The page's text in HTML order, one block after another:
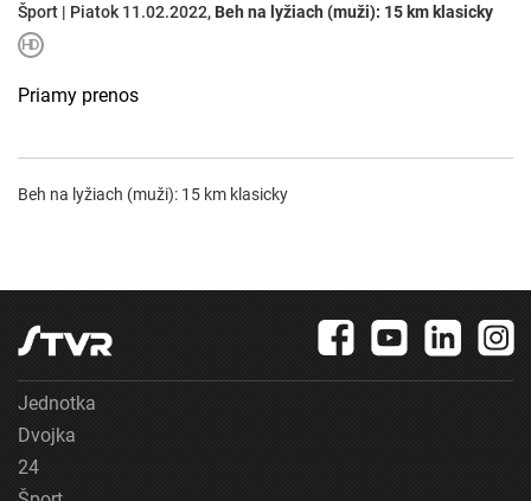
Šport | Piatok 11.02.2022, Beh na lyžiach (muži): 15 km klasicky
Priamy prenos
Beh na lyžiach (muži): 15 km klasicky
Jednotka
Dvojka
24